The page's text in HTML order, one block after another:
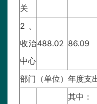
关
2、
收治
中心
488.02 86.09
部门（单位）年度支
其中：